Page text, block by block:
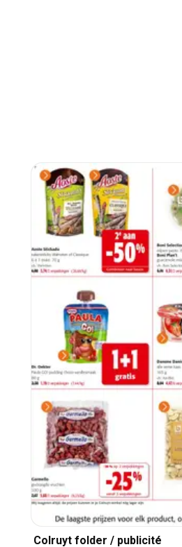
Colruyt folder / publicité